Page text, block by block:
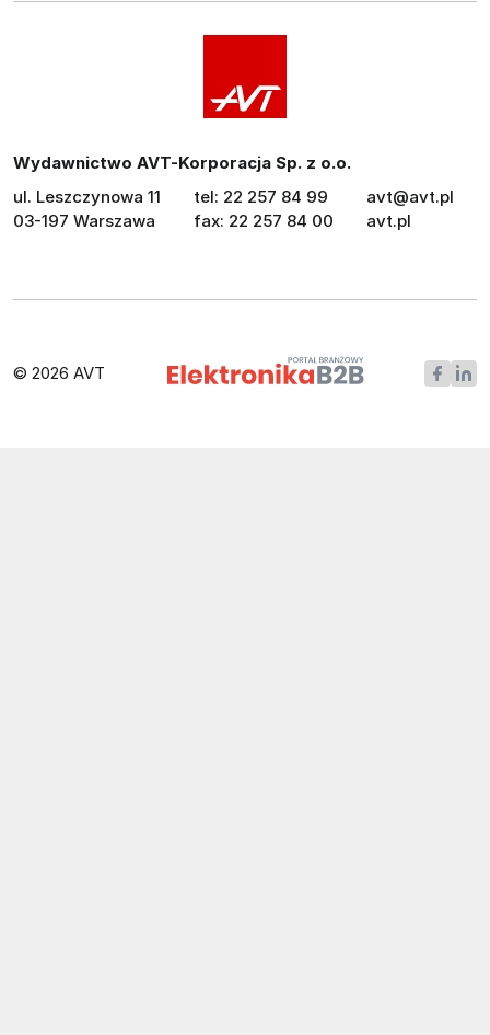
Wydawnictwo AVT-Korporacja Sp. z o.o.
ul. Leszczynowa 11
03-197 Warszawa
tel: 22 257 84 99
fax: 22 257 84 00
avt@avt.pl
avt.pl
© 2026 AVT